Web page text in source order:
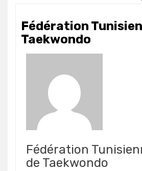
Fédération
Taekwondo
Fédération
de Taekwondo